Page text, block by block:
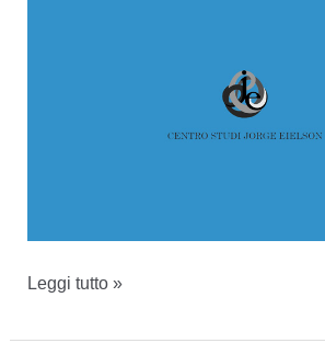
Eielson
Leggi tutto »